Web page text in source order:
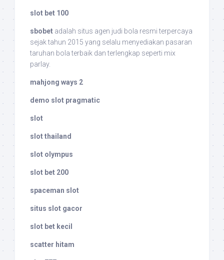
slot bet 100
sbobet adalah situs agen judi bola resmi terpercaya
sejak tahun 2015 yang selalu menyediakan pasaran
taruhan bola terbaik dan terlengkap seperti mix
parlay.
mahjong ways 2
demo slot pragmatic
slot
slot thailand
slot olympus
slot bet 200
spaceman slot
situs slot gacor
slot bet kecil
scatter hitam